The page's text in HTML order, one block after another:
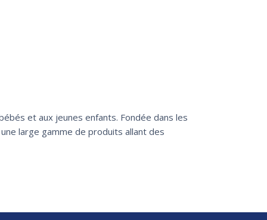
et aux jeunes enfants. Fondée dans les
large gamme de produits allant des